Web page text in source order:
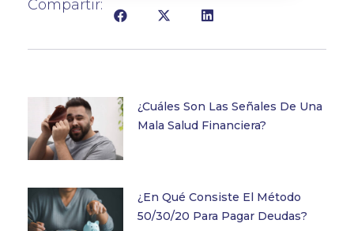
Compartir:
¿Cuáles Son Las Señales De Una
Mala Salud Financiera?
¿En Qué Consiste El Método
50/30/20 Para Pagar Deudas?